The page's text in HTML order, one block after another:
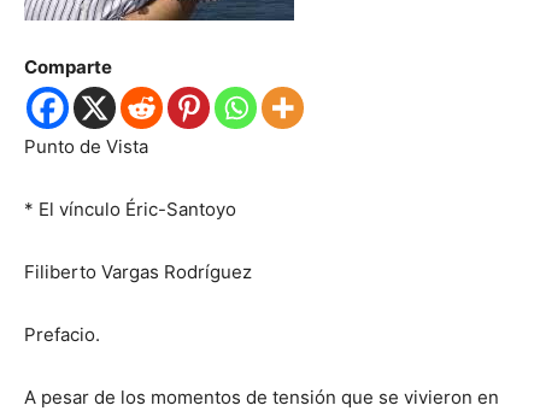
Comparte
Punto de Vista
* El vínculo Éric-Santoyo
Filiberto Vargas Rodríguez
Prefacio.
A pesar de los momentos de tensión que se vivieron en